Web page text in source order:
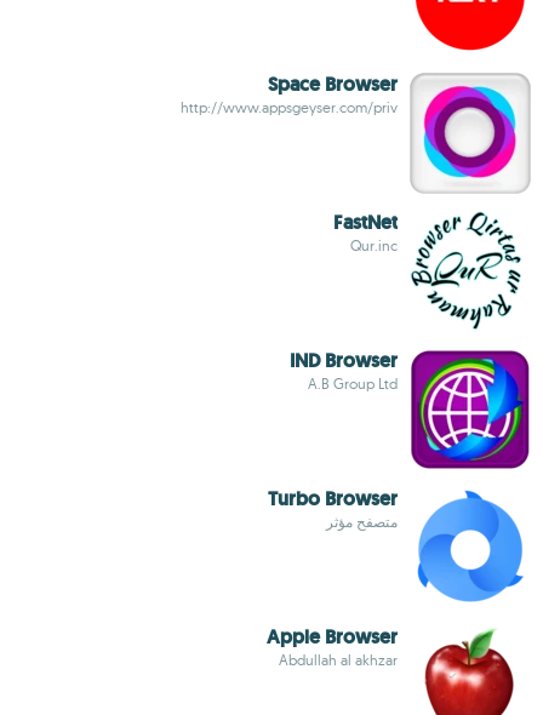
Space Browser
http://www.appsgeyser.com/priv
FastNet
Qur.inc
IND Browser
A.B Group Ltd
Turbo Browser
متصفح مؤثر
Apple Browser
Abdullah al akhzar